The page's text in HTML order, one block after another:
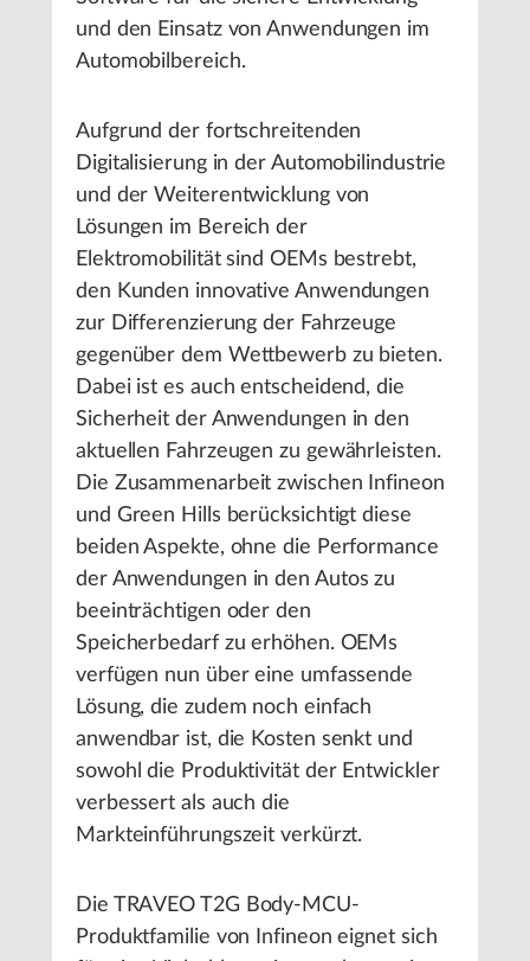
und den Einsatz von Anwendungen im
Automobilbereich.
Aufgrund der fortschreitenden
Digitalisierung in der Automobilindustrie
und der Weiterentwicklung von
Lösungen im Bereich der
Elektromobilität sind OEMs bestrebt,
den Kunden innovative Anwendungen
zur Differenzierung der Fahrzeuge
gegenüber dem Wettbewerb zu bieten.
Dabei ist es auch entscheidend, die
Sicherheit der Anwendungen in den
aktuellen Fahrzeugen zu gewährleisten.
Die Zusammenarbeit zwischen Infineon
und Green Hills berücksichtigt diese
beiden Aspekte, ohne die Performance
der Anwendungen in den Autos zu
beeinträchtigen oder den
Speicherbedarf zu erhöhen. OEMs
verfügen nun über eine umfassende
Lösung, die zudem noch einfach
anwendbar ist, die Kosten senkt und
sowohl die Produktivität der Entwickler
verbessert als auch die
Markteinführungszeit verkürzt.
Die TRAVEO T2G Body-MCU-
Produktfamilie von Infineon eignet sich